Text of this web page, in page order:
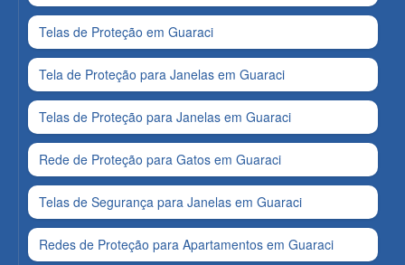
Telas de Proteção em Guaraci
Tela de Proteção para Janelas em Guaraci
Telas de Proteção para Janelas em Guaraci
Rede de Proteção para Gatos em Guaraci
Telas de Segurança para Janelas em Guaraci
Redes de Proteção para Apartamentos em Guaraci